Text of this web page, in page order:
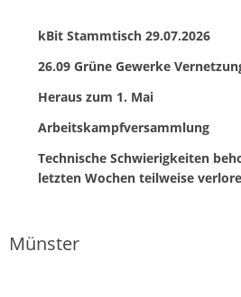
kBit Stammtisch 29.07.2026
26.09 Grüne Gewerke
Heraus zum 1. Mai
Arbeitskampfversammlung
Technische Schwierigkeiten
letzten Wochen teilweise
Münster